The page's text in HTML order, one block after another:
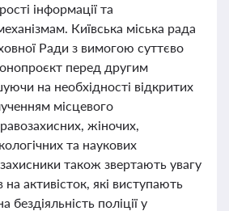
інформації та
Київська міська рада
Ради з вимогою суттєво
перед другим
на необхідності відкритих
місцевого
жіночих,
та наукових
також звертають увагу
активісток, які виступають
бездіяльність поліції у